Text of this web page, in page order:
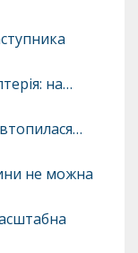
на…
не можна